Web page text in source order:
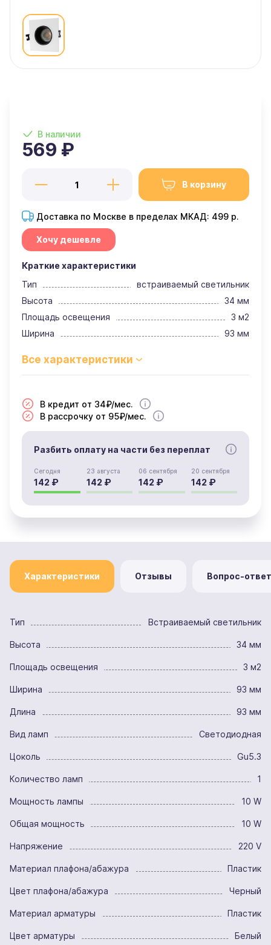
В наличии
569 ₽
В корзину
Доставка по Москве в пределах МКАД: 499 р.
Хочу дешевле
Краткие характеристики
Тип
встраиваемый светильник
Высота
34 мм
Площадь освещения
3 м2
Ширина
93 мм
В кредит от 34₽/мес.
В рассрочку от 95₽/мес.
Разбить оплату на части без переплат
Сегодня
142 ₽
23 августа
142 ₽
06 сентября
142 ₽
20 сентября
142 ₽
Характеристики Отзывы Вопрос-ответ
Тип Встраиваемый светильник
Высота 34 мм
Площадь освещения 3 м2
Ширина 93 мм
Длина 93 мм
Вид ламп Светодиодная
Цоколь Gu5.3
Количество ламп 1
Мощность лампы 10 W
Общая мощность 10 W
Напряжение 220 V
Материал плафона/абажура Пластик
Цвет плафона/абажура Черный
Материал арматуры Пластик
Цвет арматуры Белый